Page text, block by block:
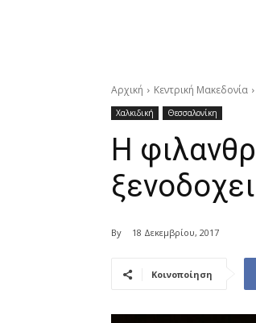
Αρχική Κεντρική Μακεδονία
Χαλκιδική Θεσσαλονίκη
Η
By 18 Δεκεμβρίου, 2017
Κοινοποίηση